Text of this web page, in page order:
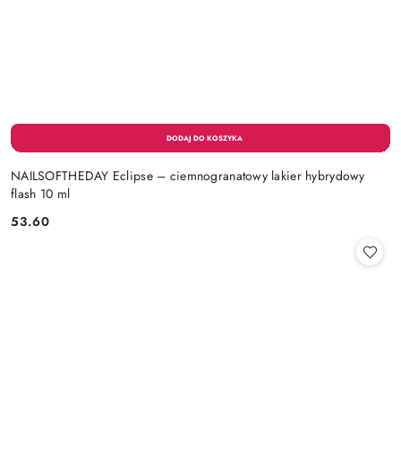
NAILSOFTHEDAY Eclipse – ciemnogranatowy lakier hybrydowy
flash 10 ml
Cena:
53.60